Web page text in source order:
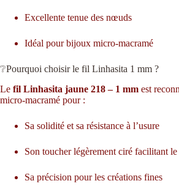
Excellente tenue des nœuds
Idéal pour bijoux micro-macramé
❔Pourquoi choisir le fil Linhasita 1 mm ?
Le fil Linhasita jaune 218 – 1 mm est
micro-macramé pour :
Sa solidité et sa résistance à l’usure
Son toucher légèrement ciré facilitant le
Sa précision pour les créations fines